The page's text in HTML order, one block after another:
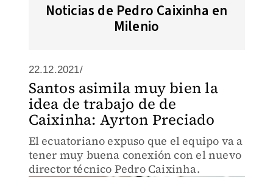
Noticias de Pedro Caixinha en
Milenio
22.12.2021/
Santos asimila muy bien la
idea de trabajo de de
Caixinha: Ayrton Preciado
El ecuatoriano expuso que el equipo va a
tener muy buena conexión con el nuevo
director técnico Pedro Caixinha.